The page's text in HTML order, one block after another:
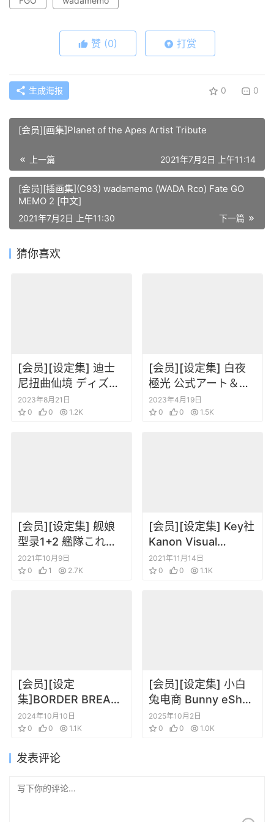
赞 (0) 打赏
生成海报 0 0
[会员][画集]Planet of the Apes Artist Tribute
上一篇 2021年7月2日 上午11:14
[会员][插画集](C93) wadamemo (WADA Rco) Fate GO
MEMO 2 [中文]
下一篇
2021年7月2日 上午11:30
猜你喜欢
[会员][设定集] 迪士
尼扭曲仙境 ディズニ
ーツイステッドワン
ダーランド 公式ガイ
2023年8月21日
0
0 1.2K
[会员][设定集] 白夜
極光 公式アート＆シ
ナリオブック
2023年4月19日
0
0 1.5K
[会员][设定集] 舰娘
型录1+2 艦隊これく
しょん ‐艦これ‐ 艦娘
型録 一 贰
2021年10月9日
0
1 2.7K
[会员][设定集] Key社
Kanon Visual
Memories
2021年11月14日
0
0 1.1K
[会员][设定
集]BORDER BREAK
Final Setting
Material Collection
2024年10月10日
0
0 1.1K
[会员][设定集] 小白
兔电商 Bunny eShop
– The Art of the
Game
2025年10月2日
0
0 1.0K
发表评论